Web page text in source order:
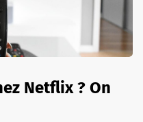
Netflix ? On